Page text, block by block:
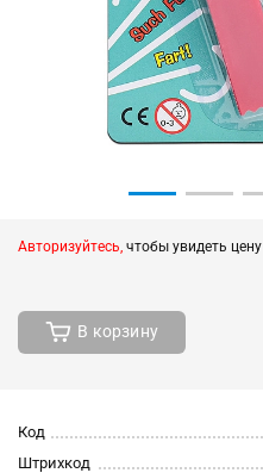
Авторизуйтесь, чтобы увидеть цену
В корзину
Код
Штрихкод